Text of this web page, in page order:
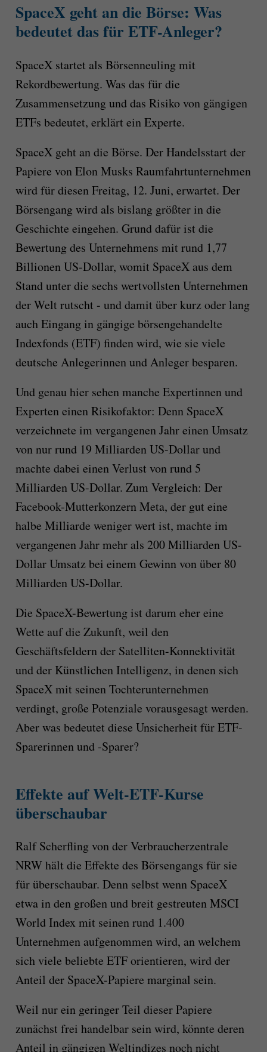
SpaceX geht an die Börse: Was
bedeutet das für ETF-Anleger?
SpaceX startet als Börsenneuling mit
Rekordbewertung. Was das für die
Zusammensetzung und das Risiko von gängigen
ETFs bedeutet, erklärt ein Experte.
SpaceX geht an die Börse. Der Handelsstart der
Papiere von Elon Musks Raumfahrtunternehmen
wird für diesen Freitag, 12. Juni, erwartet. Der
Börsengang wird als bislang größter in die
Geschichte eingehen. Grund dafür ist die
Bewertung des Unternehmens mit rund 1,77
Billionen US-Dollar, womit SpaceX aus dem
Stand unter die sechs wertvollsten Unternehmen
der Welt rutscht - und damit über kurz oder lang
auch Eingang in gängige börsengehandelte
Indexfonds (ETF) finden wird, wie sie viele
deutsche Anlegerinnen und Anleger besparen.
Und genau hier sehen manche Expertinnen und
Experten einen Risikofaktor: Denn SpaceX
verzeichnete im vergangenen Jahr einen Umsatz
von nur rund 19 Milliarden US-Dollar und
machte dabei einen Verlust von rund 5
Milliarden US-Dollar. Zum Vergleich: Der
Facebook-Mutterkonzern Meta, der gut eine
halbe Milliarde weniger wert ist, machte im
vergangenen Jahr mehr als 200 Milliarden US-
Dollar Umsatz bei einem Gewinn von über 80
Milliarden US-Dollar.
Die SpaceX-Bewertung ist darum eher eine
Wette auf die Zukunft, weil den
Geschäftsfeldern der Satelliten-Konnektivität
und der Künstlichen Intelligenz, in denen sich
SpaceX mit seinen Tochterunternehmen
verdingt, große Potenziale vorausgesagt werden.
Aber was bedeutet diese Unsicherheit für ETF-
Sparerinnen und -Sparer?
Effekte auf Welt-ETF-Kurse
überschaubar
Ralf Scherfling von der Verbraucherzentrale
NRW hält die Effekte des Börsengangs für sie
für überschaubar. Denn selbst wenn SpaceX
etwa in den großen und breit gestreuten MSCI
World Index mit seinen rund 1.400
Unternehmen aufgenommen wird, an welchem
sich viele beliebte ETF orientieren, wird der
Anteil der SpaceX-Papiere marginal sein.
Weil nur ein geringer Teil dieser Papiere
zunächst frei handelbar sein wird, könnte deren
Anteil in gängigen Weltindizes noch nicht